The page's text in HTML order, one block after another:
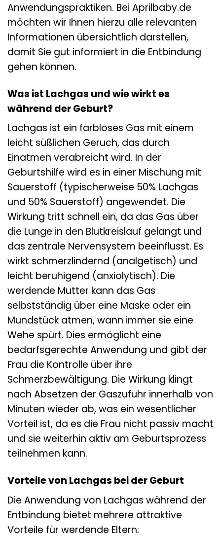
Anwendungspraktiken. Bei Aprilbaby.de
möchten wir Ihnen hierzu alle relevanten
Informationen übersichtlich darstellen,
damit Sie gut informiert in die Entbindung
gehen können.
Was ist Lachgas und wie wirkt es
während der Geburt?
Lachgas ist ein farbloses Gas mit einem
leicht süßlichen Geruch, das durch
Einatmen verabreicht wird. In der
Geburtshilfe wird es in einer Mischung mit
Sauerstoff (typischerweise 50% Lachgas
und 50% Sauerstoff) angewendet. Die
Wirkung tritt schnell ein, da das Gas über
die Lunge in den Blutkreislauf gelangt und
das zentrale Nervensystem beeinflusst. Es
wirkt schmerzlindernd (analgetisch) und
leicht beruhigend (anxiolytisch). Die
werdende Mutter kann das Gas
selbstständig über eine Maske oder ein
Mundstück atmen, wann immer sie eine
Wehe spürt. Dies ermöglicht eine
bedarfsgerechte Anwendung und gibt der
Frau die Kontrolle über ihre
Schmerzbewältigung. Die Wirkung klingt
nach Absetzen der Gaszufuhr innerhalb von
Minuten wieder ab, was ein wesentlicher
Vorteil ist, da es die Frau nicht passiv macht
und sie weiterhin aktiv am Geburtsprozess
teilnehmen kann.
Vorteile von Lachgas bei der Geburt
Die Anwendung von Lachgas während der
Entbindung bietet mehrere attraktive
Vorteile für werdende Eltern: